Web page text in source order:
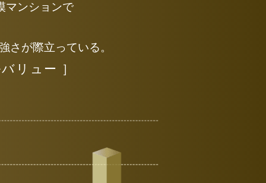
マンションで
さが際立っている。
リュー ］